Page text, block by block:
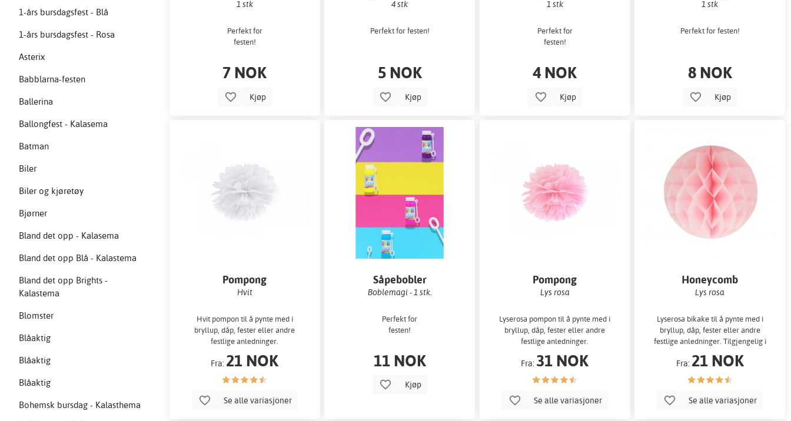
1-års bursdagsfest - Blå
1-års bursdagsfest - Rosa
Asterix
Babblarna-festen
Ballerina
Ballongfest - Kalasema
Batman
Biler
Biler og kjøretøy
Bjørner
Bland det opp - Kalasema
Bland det opp Blå - Kalastema
Bland det opp Brights -
Kalastema
Blomster
Blåaktig
Blåaktig
Blåaktig
Bohemsk bursdag - Kalasthema
1 stk
Perfekt for
festen!
7 NOK
Kjøp
4 stk
Perfekt for festen!
5 NOK
Kjøp
1 stk
Perfekt for
festen!
4 NOK
Kjøp
1 stk
Perfekt for festen!
8 NOK
Kjøp
Pompong
Hvit
Hvit pompon til å pynte med i
bryllup, dåp, fester eller andre
festlige anledninger.
Fra: 21 NOK
Se alle variasjoner
Såpebobler
Boblemagi - 1 stk.
Perfekt for
festen!
11 NOK
Kjøp
Pompong
Lys rosa
Lyserosa pompon til å pynte med i
bryllup, dåp, fester eller andre
festlige anledninger.
Fra: 31 NOK
Se alle variasjoner
Honeycomb
Lys rosa
Lyserosa bikake til å pynte med i
bryllup, dåp, fester eller andre
festlige anledninger. Tilgjengelig i
Fra: 21 NOK
Se alle variasjoner